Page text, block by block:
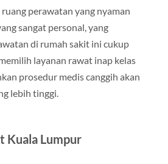
perawatan yang nyaman
sangat personal, yang
di rumah sakit ini cukup
layanan rawat inap kelas
prosedur medis canggih akan
lebih tinggi.
Kuala Lumpur